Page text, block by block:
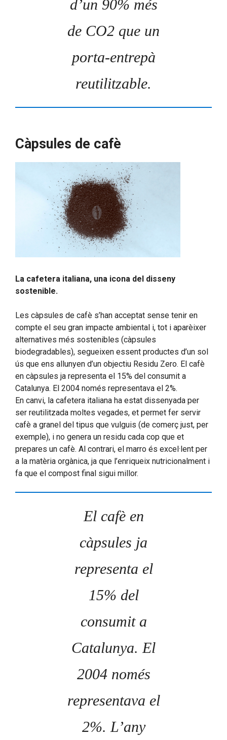
d’un 90% més
de CO2 que un
porta-entrepà
reutilitzable.
Càpsules de cafè
La cafetera italiana, una icona del disseny
sostenible.
Les càpsules de cafè s’han acceptat sense tenir en
compte el seu gran impacte ambiental i, tot i aparèixer
alternatives més sostenibles (càpsules
biodegradables), segueixen essent productes d’un sol
ús que ens allunyen d’un objectiu Residu Zero. El cafè
en càpsules ja representa el 15% del consumit a
Catalunya. El 2004 només representava el 2%.
En canvi, la cafetera italiana ha estat dissenyada per
ser reutilitzada moltes vegades, et permet fer servir
cafè a granel del tipus que vulguis (de comerç just, per
exemple), i no genera un residu cada cop que et
prepares un cafè. Al contrari, el marro és excel·lent per
a la matèria orgànica, ja que l’enriqueix nutricionalment i
fa que el compost final sigui millor.
El cafè en
càpsules ja
representa el
15% del
consumit a
Catalunya. El
2004 només
representava el
2%. L’any